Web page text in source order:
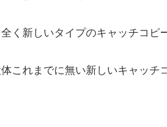
く新しいタイプのキャッチコピ
これまでに無い新しいキャッチ